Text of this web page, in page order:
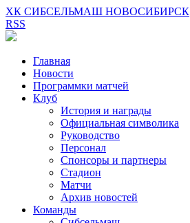
ХК СИБСЕЛЬМАШ НОВОСИБИРСК
RSS
Главная
Новости
Программки матчей
Клуб
История и награды
Официальная символика
Руководство
Персонал
Спонсоры и партнеры
Стадион
Матчи
Архив новостей
Команды